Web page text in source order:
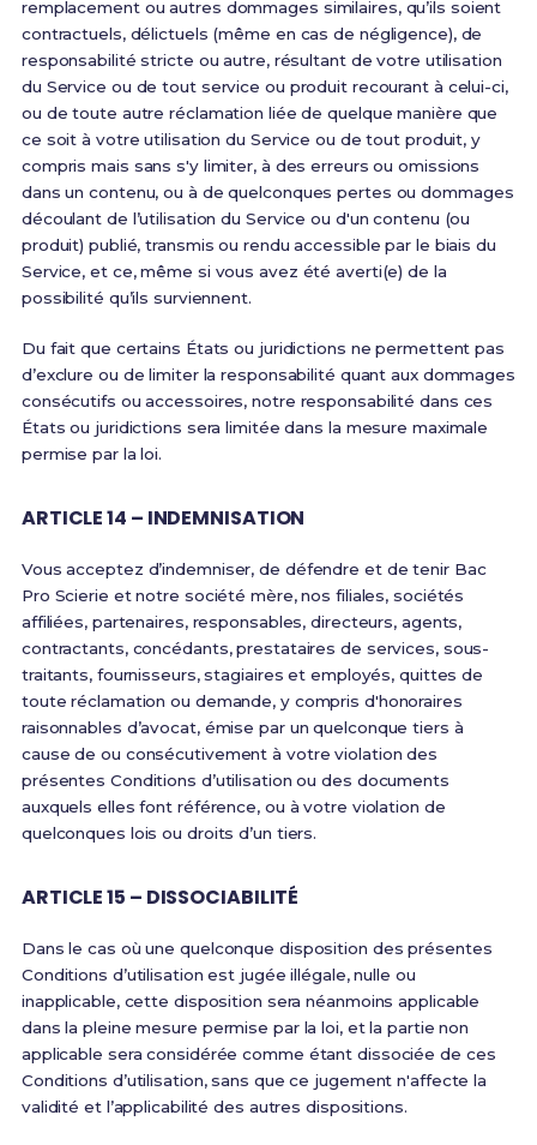
remplacement ou autres dommages similaires, qu’ils soient
contractuels, délictuels (même en cas de négligence), de
responsabilité stricte ou autre, résultant de votre utilisation
du Service ou de tout service ou produit recourant à celui-ci,
ou de toute autre réclamation liée de quelque manière que
ce soit à votre utilisation du Service ou de tout produit, y
compris mais sans s'y limiter, à des erreurs ou omissions
dans un contenu, ou à de quelconques pertes ou dommages
découlant de l’utilisation du Service ou d'un contenu (ou
produit) publié, transmis ou rendu accessible par le biais du
Service, et ce, même si vous avez été averti(e) de la
possibilité qu’ils surviennent.
Du fait que certains États ou juridictions ne permettent pas
d’exclure ou de limiter la responsabilité quant aux dommages
consécutifs ou accessoires, notre responsabilité dans ces
États ou juridictions sera limitée dans la mesure maximale
permise par la loi.
ARTICLE 14 – INDEMNISATION
Vous acceptez d’indemniser, de défendre et de tenir Bac
Pro Scierie et notre société mère, nos filiales, sociétés
affiliées, partenaires, responsables, directeurs, agents,
contractants, concédants, prestataires de services, sous-
traitants, fournisseurs, stagiaires et employés, quittes de
toute réclamation ou demande, y compris d'honoraires
raisonnables d’avocat, émise par un quelconque tiers à
cause de ou consécutivement à votre violation des
présentes Conditions d’utilisation ou des documents
auxquels elles font référence, ou à votre violation de
quelconques lois ou droits d’un tiers.
ARTICLE 15 – DISSOCIABILITÉ
Dans le cas où une quelconque disposition des présentes
Conditions d’utilisation est jugée illégale, nulle ou
inapplicable, cette disposition sera néanmoins applicable
dans la pleine mesure permise par la loi, et la partie non
applicable sera considérée comme étant dissociée de ces
Conditions d’utilisation, sans que ce jugement n'affecte la
validité et l’applicabilité des autres dispositions.